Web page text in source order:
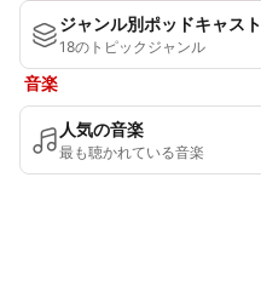
ジャンル別ポッドキャスト
18のトピックジャンル
音楽
人気の音楽
最も聴かれている音楽